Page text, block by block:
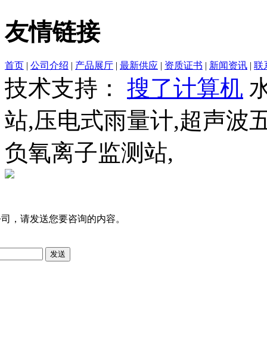
友情链接
首页 | 公司介绍 | 产品展厅 | 最新供应 | 资质证书 | 新闻资讯 | 联
技术支持： 搜了计算机
站,压电式雨量计,超声波
负氧离子监测站,
，请发送您要咨询的内容。